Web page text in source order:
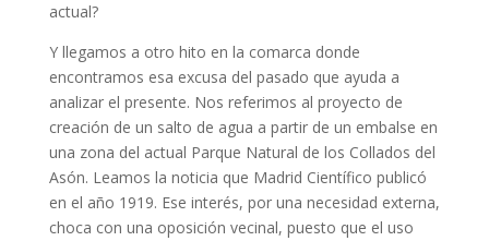
actual?
Y llegamos a otro hito en la comarca donde
encontramos esa excusa del pasado que ayuda a
analizar el presente. Nos referimos al proyecto de
creación de un salto de agua a partir de un embalse en
una zona del actual Parque Natural de los Collados del
Asón. Leamos la noticia que Madrid Científico publicó
en el año 1919. Ese interés, por una necesidad externa,
choca con una oposición vecinal, puesto que el uso